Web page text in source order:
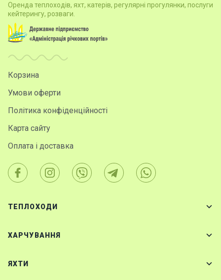
Оренда теплоходів, яхт, катерів, регулярні прогулянки, послуги
кейтерингу, розваги.
Корзина
Умови оферти
Політика конфіденційності
Карта сайту
Оплата і доставка
ТЕПЛОХОДИ
ХАРЧУВАННЯ
ЯХТИ